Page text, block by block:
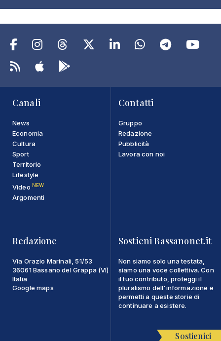
Canali
News
Economia
Cultura
Sport
Territorio
Lifestyle
Video NEW
Argomenti
Contatti
Gruppo
Redazione
Pubblicità
Lavora con noi
Redazione
Via Orazio Marinali, 51/53
36061 Bassano del Grappa (VI)
Italia
Google maps
Sostieni Bassanonet.it
Non siamo solo una testata,
siamo una voce collettiva. Con
il tuo contributo, proteggi il
pluralismo dell'informazione e
permetti a queste storie di
continuare a esistere.
Sostienici